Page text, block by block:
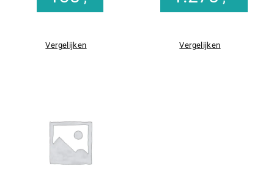
Vergelijken Vergelijken